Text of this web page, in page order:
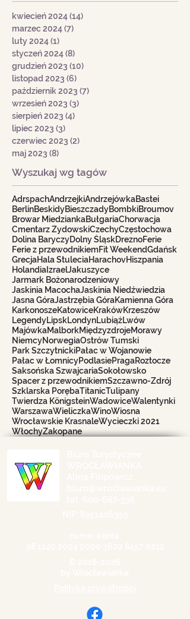
kwiecień 2024(14)
marzec 2024(7)
luty 2024(1)
styczeń 2024(8)
grudzień 2023 (10)
listopad 2023 (6)
październik 2023 (7)
wrzesień 2023 (3)
sierpień 2023 (4)
lipiec 2023 (3)
czerwiec 2023 (2)
maj 2023 (8)
Wyszukaj wg tagów
AdrspachAndrzejkiAndrzejówkaBastei
BerlinBeskidyBieszczadyBombkiBroumov
Browar MiedziankaBułgariaChorwacja
Cmentarz ŻydowskiCzechyCzęstochowa
Dolina BaryczyDolny ŚląskDreznoFerie
Ferie z przewodnikiemFit WeekendGdańsk
GrecjaHala StuleciaHarachovHiszpania
Holandia IzraelJakuszyce
Jarmark Bożonarodzeniowy
Jaskinia MacochaJaskinia Niedźwiedzia
Jasna GóraJastrzębia GóraKamienna Góra
KarkonoszeKatowiceKrakówKrzeszów
LegendyLipskLondynLubiążLwów
MajówkaMalborkMiędzyzdrojeMorawy
NiemcyNorwegiaOstrów Tumski
Park SzczytnickiPałac w Wojanowie
Pałac w ŁomnicyPodlasiePragaRoztocze
Saksońska SzwajcariaSokołowsko
Spacer z przewodnikiemSzczawno-Zdrój
Szklarska PorębaTitanicTulipany
Twierdza KönigsteinWadowiceWalentynki
WarszawaWieliczkaWinoWiosna
Wrocławskie KrasnaleWycieczki 2021
WłochyZakopane